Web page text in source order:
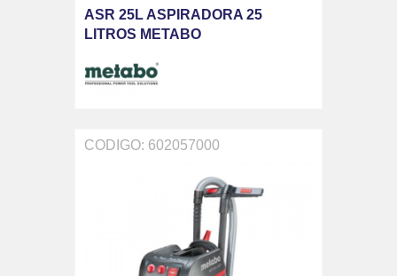
ASR 25L ASPIRADORA 25
LITROS METABO
CODIGO: 602057000